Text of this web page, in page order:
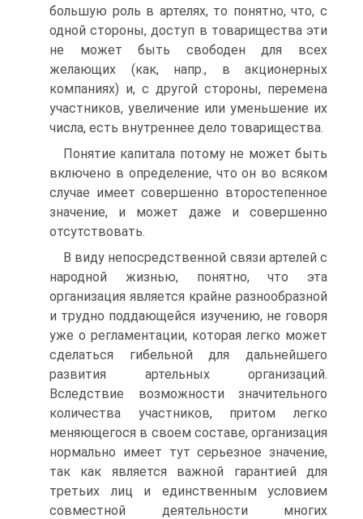
большую роль в артелях, то понятно, что, с
одной стороны, доступ в товарищества эти
не может быть свободен для всех
желающих (как, напр., в акционерных
компаниях) и, с другой стороны, перемена
участников, увеличение или уменьшение их
числа, есть внутреннее дело товарищества.
Понятие капитала потому не может быть
включено в определение, что он во всяком
случае имеет совершенно второстепенное
значение, и может даже и совершенно
отсутствовать.
В виду непосредственной связи артелей с
народной жизнью, понятно, что эта
организация является крайне разнообразной
и трудно поддающейся изучению, не говоря
уже о регламентации, которая легко может
сделаться гибельной для дальнейшего
развития артельных организаций.
Вследствие возможности значительного
количества участников, притом легко
меняющегося в своем составе, организация
нормально имеет тут серьезное значение,
так как является важной гарантией для
третьих лиц и единственным условием
совместной деятельности многих